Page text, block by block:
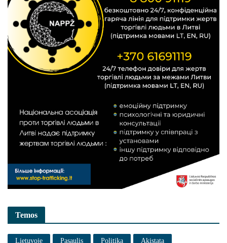
Temos
Lietuvoje Pasaulis Politika Akistata